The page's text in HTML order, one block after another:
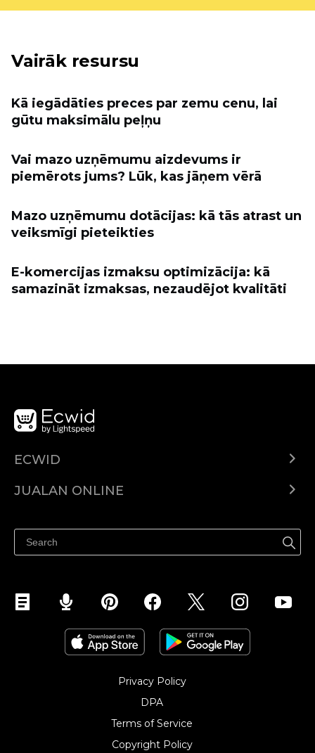
Vairāk resursu
Kā iegādāties preces par zemu cenu, lai
gūtu maksimālu peļņu
Vai mazo uzņēmumu aizdevums ir
piemērots jums? Lūk, kas jāņem vērā
Mazo uzņēmumu dotācijas: kā tās atrast un
veiksmīgi pieteikties
E-komercijas izmaksu optimizācija: kā
samazināt izmaksas, nezaudējot kvalitāti
ECWID
Pusat Bantuan
JUALAN ONLINE
Jualan di Facebook
Privacy Policy
DPA
Terms of Service
Copyright Policy‎